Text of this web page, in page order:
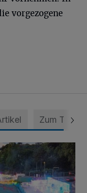
vorgezogene
Zum Thema